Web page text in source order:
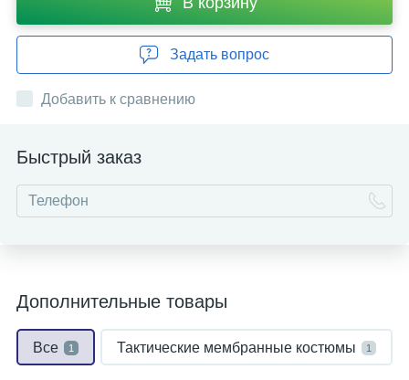
Задать вопрос
Добавить к сравнению
Быстрый заказ
Дополнительные товары
Все 1 Тактические мембранные костюмы 1